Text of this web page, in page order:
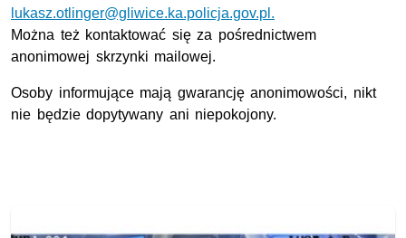
lukasz.otlinger@gliwice.ka.policja.gov.pl.
Można też kontaktować się za pośrednictwem
anonimowej skrzynki mailowej.
Osoby informujące mają gwarancję anonimowości, nikt
nie będzie dopytywany ani niepokojony.